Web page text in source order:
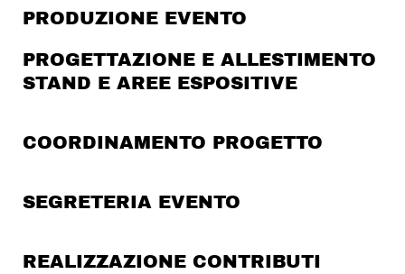
PRODUZIONE EVENTO
PROGETTAZIONE E ALLESTIMENTO
STAND E AREE ESPOSITIVE
COORDINAMENTO PROGETTO
SEGRETERIA EVENTO
REALIZZAZIONE CONTRIBUTI